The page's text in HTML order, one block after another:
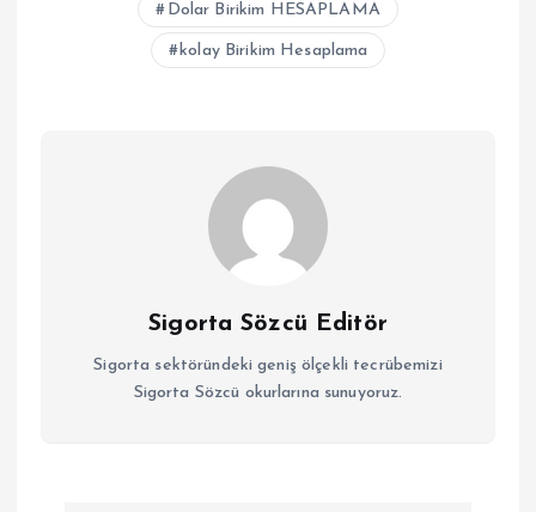
Dolar Birikim HESAPLAMA
kolay Birikim Hesaplama
Sigorta Sözcü Editör
Sigorta sektöründeki geniş ölçekli tecrübemizi
Sigorta Sözcü okurlarına sunuyoruz.